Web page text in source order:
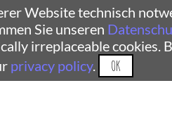
Website technisch
Sie unseren
irreplaceable cookies.
privacy policy. OK